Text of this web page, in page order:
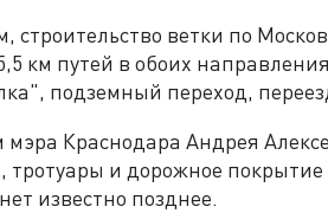
строительство ветки по
км путей в обоих
подземный переход,
мэра Краснодара Андрея
тротуары и дорожное
известно позднее.